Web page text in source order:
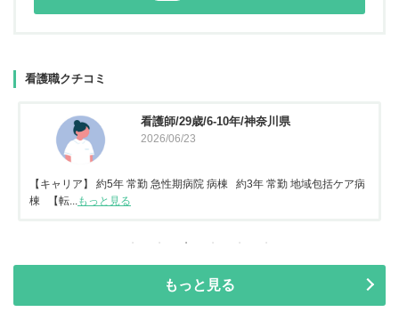
看護職クチコミ
看護師/29歳/6-10年/神奈川県
2026/06/23
【キャリア】 約5年 常勤 急性期病院 病棟 約3年 常勤 地域包括ケア病
棟 【転...
もっと見る
もっと見る